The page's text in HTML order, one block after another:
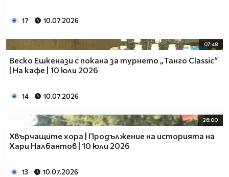
17 10.07.2026
07:48
Веско Ешкенази с покана за турнето „Танго Classic“
| На кафе | 10 юли 2026
14 10.07.2026
26:00
Хвърчащите хора | Продължение на историята на
Хари Налбантов | 10 юли 2026
13 10.07.2026